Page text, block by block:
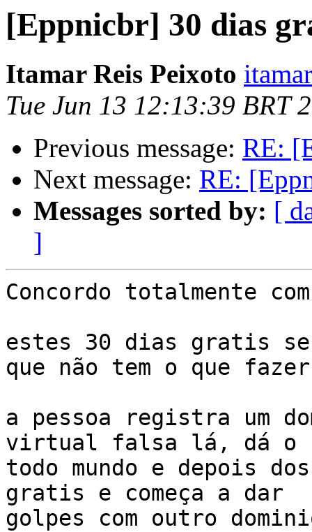
[Eppnicbr] 30 dias
Itamar Reis Peixoto
Tue Jun 13 12:13:39 BRT
Previous message: RE:
Next message: RE:
Messages sorted by: [
]
Concordo totalmente
estes 30 dias gratis
que não tem o que
a pessoa registra um
virtual falsa lá, dá o
todo mundo e depois
gratis e começa a dar
golpes com outro